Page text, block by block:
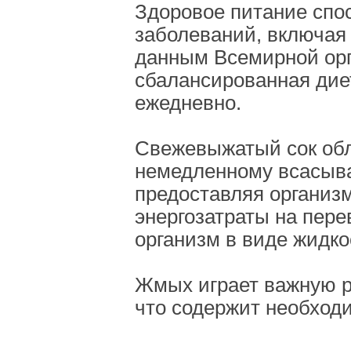
Здоровое питание
заболеваний, включая
данным Всемирной
сбалансированная
ежедневно.
Свежевыжатый сок
немедленному
предоставляя
энергозатраты на
организм в виде
Жмых играет важную
что содержит